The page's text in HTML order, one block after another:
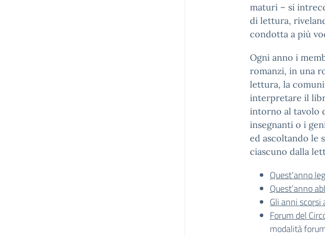
maturi – si
di lettura,
condotta a più
Ogni anno i
romanzi, in una
lettura, la
interpretare il
intorno al tavolo
insegnanti o i
ed ascoltando le
ciascuno dalla
Quest’anno
Quest’anno
Gli anni
Forum del
modalità